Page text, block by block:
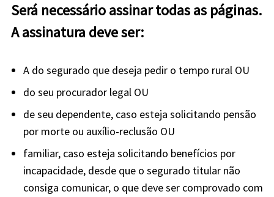
Será necessário assinar todas as páginas.
A assinatura deve ser:
A do segurado que deseja pedir o tempo rural OU
do seu procurador legal OU
de seu dependente, caso esteja solicitando pensão
por morte ou auxílio-reclusão OU
familiar, caso esteja solicitando benefícios por
incapacidade, desde que o segurado titular não
consiga comunicar, o que deve ser comprovado com